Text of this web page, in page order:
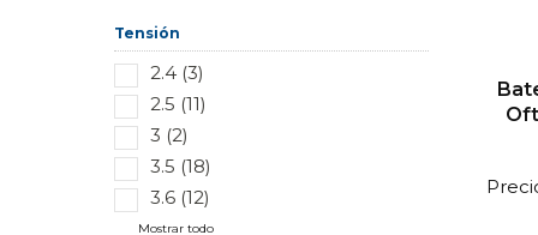
Tensión
2.4 (3)
2.5 (11)
3 (2)
3.5 (18)
3.6 (12)
Mostrar todo